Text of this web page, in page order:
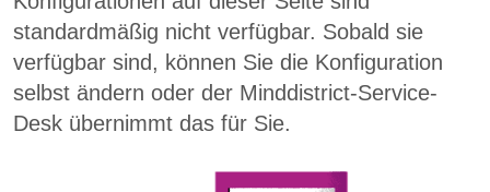
standardmäßig nicht verfügbar. Sobald sie
verfügbar sind, können Sie die Konfiguration
selbst ändern oder der Minddistrict-Service-
Desk übernimmt das für Sie.